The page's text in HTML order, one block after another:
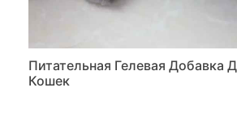
Питательная Гелевая Добавка
Кошек